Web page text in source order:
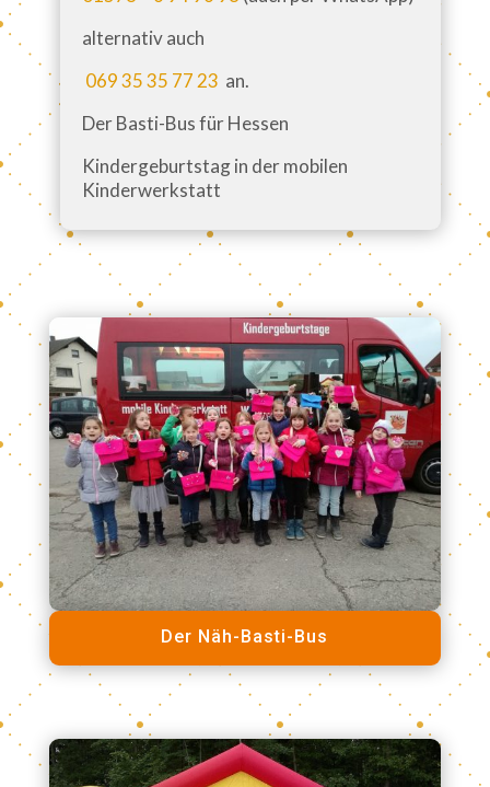
alternativ auch
069 35 35 77 23 an.
Der Basti-Bus für Hessen
Kindergeburtstag in der mobilen
Kinderwerkstatt
Der Näh-Basti-Bus